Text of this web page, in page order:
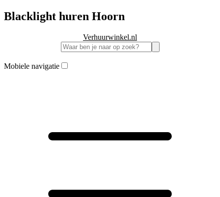
Blacklight huren Hoorn
Verhuurwinkel.nl
Mobiele navigatie